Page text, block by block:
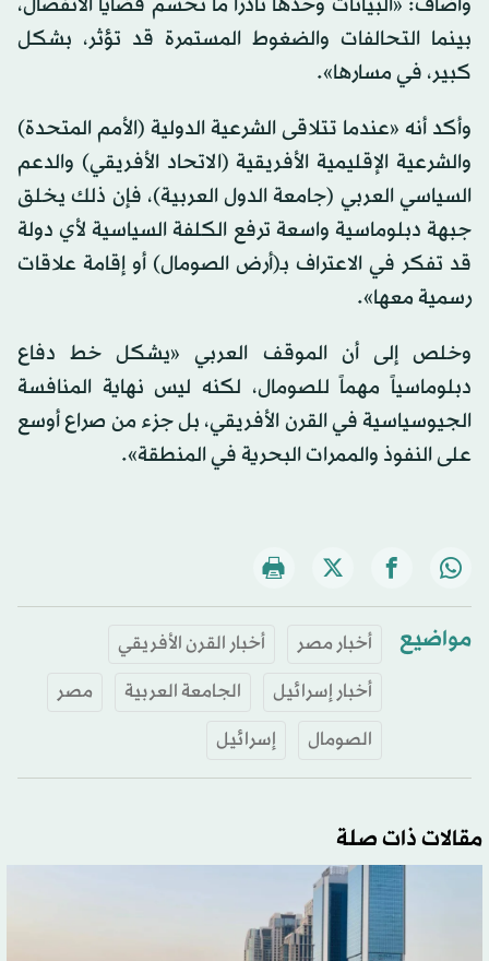
بينما التحالفات والضغوط المستمرة قد تؤثر، بشكل
كبير، في مسارها».
وأكد أنه «عندما تتلاقى الشرعية الدولية (الأمم المتحدة)
والشرعية الإقليمية الأفريقية (الاتحاد الأفريقي) والدعم
السياسي العربي (جامعة الدول العربية)، فإن ذلك يخلق
جبهة دبلوماسية واسعة ترفع الكلفة السياسية لأي دولة
قد تفكر في الاعتراف بـ(أرض الصومال) أو إقامة علاقات
رسمية معها».
وخلص إلى أن الموقف العربي «يشكل خط دفاع
دبلوماسياً مهماً للصومال، لكنه ليس نهاية المنافسة
الجيوسياسية في القرن الأفريقي، بل جزء من صراع أوسع
على النفوذ والممرات البحرية في المنطقة».
مواضيع أخبار مصر
أخبار القرن الأفريقي
أخبار إسرائيل
الجامعة العربية
مصر
الصومال
إسرائيل
مقالات ذات صلة